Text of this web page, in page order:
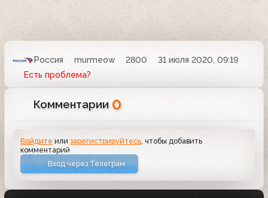
Россия murmeow 2800
31 июля 2020, 09:19
Есть проблема?
Комментарии 0
Войдите илизарегистрируйтесь , чтобы добавить
комментарий
Вход через Телеграм